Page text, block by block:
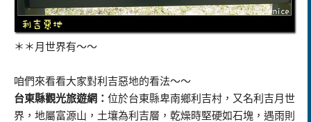
＊＊月世界有～～
咱們來看看大家對利吉惡地的看法～～
台東縣觀光旅遊網： 位於台東縣卑南鄉利吉村，又名利吉月世
界，地屬富源山，土壤為利吉層，乾燥時堅硬如石塊，遇雨則